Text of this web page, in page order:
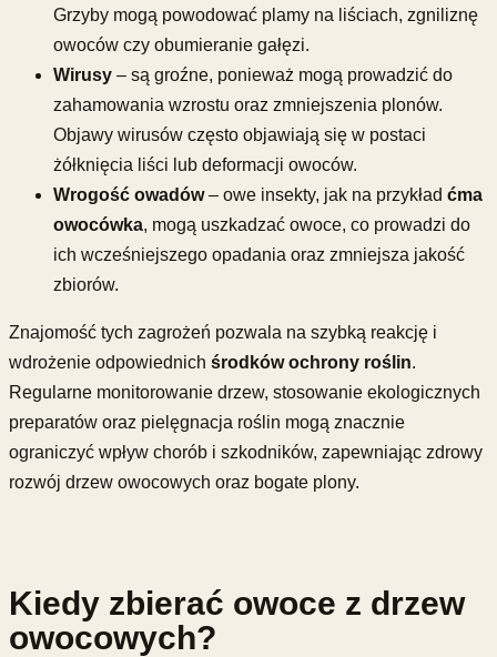
Grzyby mogą powodować plamy na liściach, zgniliznę
owoców czy obumieranie gałęzi.
Wirusy – są groźne, ponieważ mogą prowadzić do
zahamowania wzrostu oraz zmniejszenia plonów.
Objawy wirusów często objawiają się w postaci
żółknięcia liści lub deformacji owoców.
Wrogość owadów– owe insekty, jak na przykład ćma
owocówka, mogą uszkadzać owoce, co prowadzi do
ich wcześniejszego opadania oraz zmniejsza jakość
zbiorów.
Znajomość tych zagrożeń pozwala na szybką reakcję i
wdrożenie odpowiednich środków ochrony roślin.
Regularne monitorowanie drzew, stosowanie ekologicznych
preparatów oraz pielęgnacja roślin mogą znacznie
ograniczyć wpływ chorób i szkodników, zapewniając zdrowy
rozwój drzew owocowych oraz bogate plony.
Kiedy zbierać owoce z drzew
owocowych?